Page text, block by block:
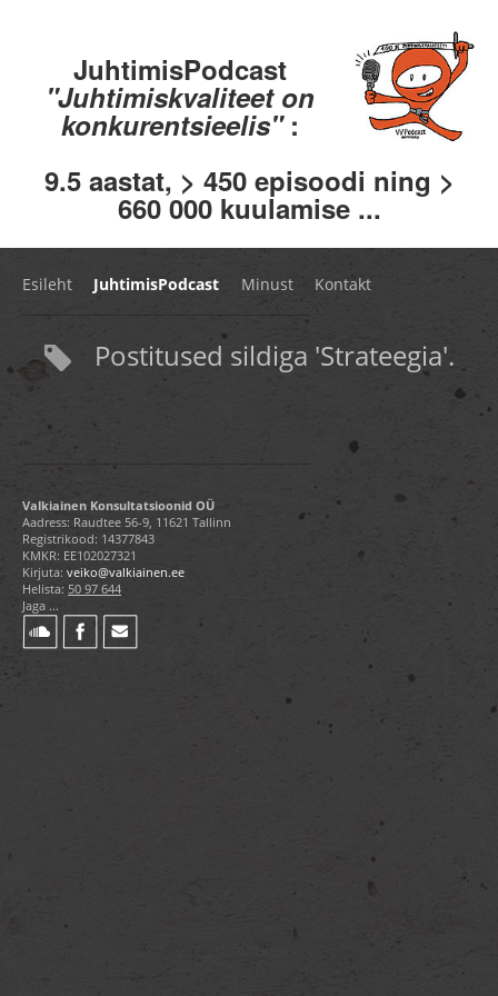
JuhtimisPodcast
"Juhtimiskvaliteet on
konkurentsieelis" :
9.5 aastat, > 450 episoodi ning >
660 000 kuulamise ...
Esileht JuhtimisPodcast Minust Kontakt
Postitused sildiga 'Strateegia'.
Valkiainen Konsultatsioonid OÜ
Aadress: Raudtee 56-9, 11621 Tallinn
Registrikood: 14377843
KMKR: EE102027321
Kirjuta: veiko@valkiainen.ee
Helista: 50 97 644
Jaga ...